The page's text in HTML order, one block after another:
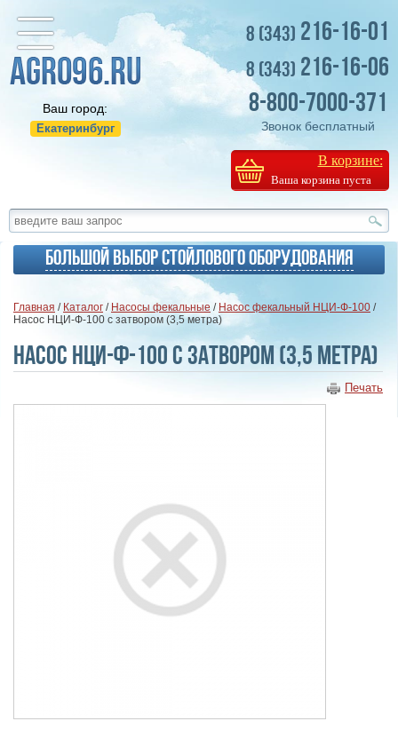
Ваш город:
Екатеринбург
8 (343) 216-16-01
8 (343) 216-16-06
8-800-7000-371
Звонок бесплатный
В корзине:
Ваша корзина пуста
Большой выбор стойлового оборудования
Главная / Каталог / Насосы фекальные / Насос фекальный НЦИ-Ф-100 /
Насос НЦИ-Ф-100 с затвором (3,5 метра)
Насос НЦИ-Ф-100 с затвором (3,5 метра)
Печать